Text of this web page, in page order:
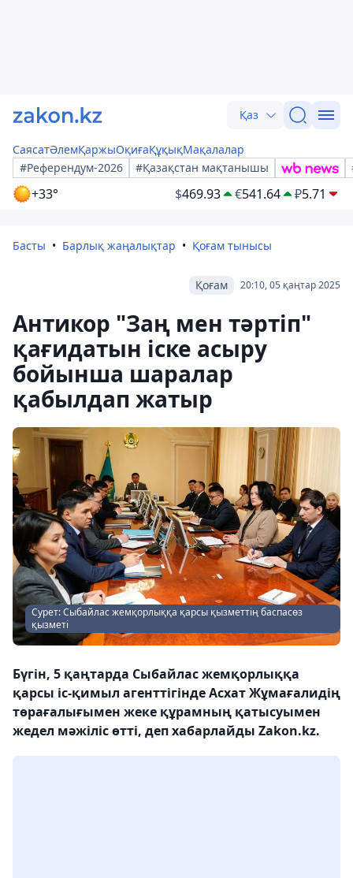
Қаз
СаясатӘлемҚаржыОқиғаҚұқықМақалалар
#Референдум-2026
#Қазақстан мақтанышы
+33° $469.93 €541.64 ₽5.71
Басты Барлық жаңалықтар Қоғам тынысы
20:10, 05 қаңтар 2025
Қоғам
Антикор "Заң мен тәртіп"
қағидатын іске асыру
бойынша шаралар
қабылдап жатыр
Сурет: Сыбайлас жемқорлыққа қарсы қызметтің баспасөз
қызметі
Бүгін, 5 қаңтарда Сыбайлас жемқорлыққа
қарсы іс-қимыл агенттігінде Асхат Жұмағалидің
төрағалығымен жеке құрамның қатысуымен
жедел мәжіліс өтті, деп хабарлайды Zakon.kz.